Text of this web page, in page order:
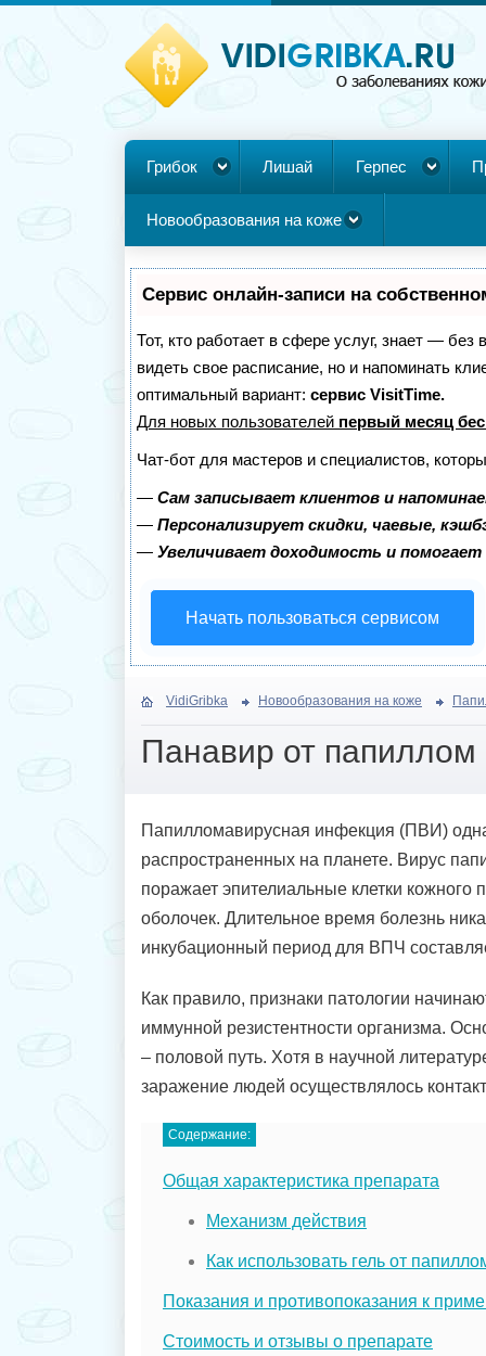
Грибок Лишай Герпес
Новообразования на коже
Сервис онлайн-записи на
Тот, кто работает в сфере услуг, знает —
видеть свое расписание, но и напоминать
оптимальный вариант: сервис VisitTime.
Для новых пользователей первый месяц
Чат-бот для мастеров и специалистов,
— Сам записывает клиентов и
— Персонализирует скидки, чаевые,
— Увеличивает доходимость и
Начать пользоваться сервисом
VidiGribka Новообразования на коже
Панавир от папиллом
Папилломавирусная инфекция (ПВИ)
распространенных на планете. Вирус
поражает эпителиальные клетки кожного
оболочек. Длительное время болезнь
инкубационный период для ВПЧ
Как правило, признаки патологии
иммунной резистентности организма.
– половой путь. Хотя в научной
заражение людей осуществлялось
Содержание:
Общая характеристика препарата
Механизм действия
Как использовать гель от
Показания и противопоказания к
Стоимость и отзывы о препарате